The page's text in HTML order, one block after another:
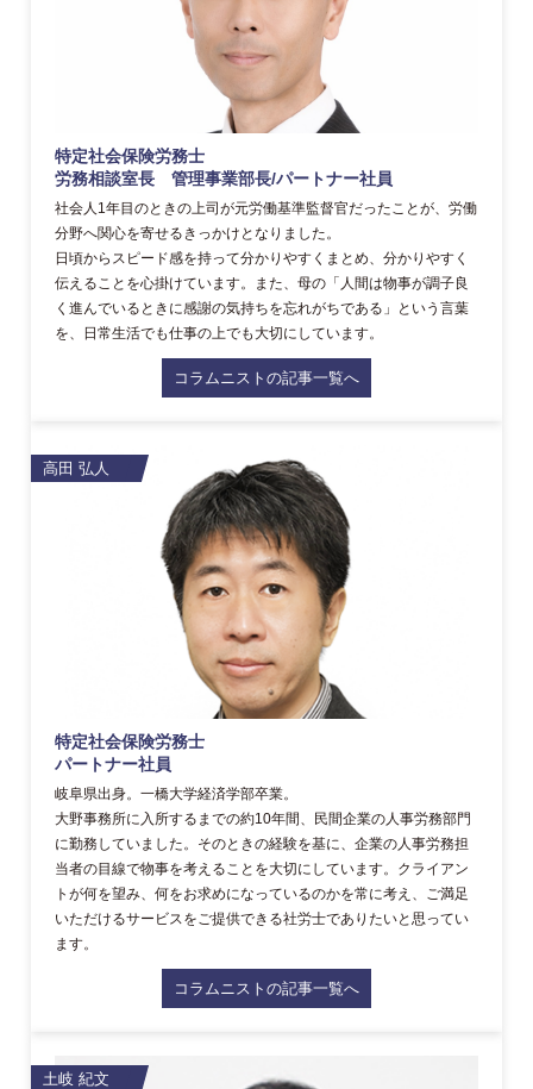
特定社会保険労務士
労務相談室長 管理事業部長/パートナー社員
社会人1年目のときの上司が元労働基準監督官だったことが、労働
分野へ関心を寄せるきっかけとなりました。
日頃からスピード感を持って分かりやすくまとめ、分かりやすく
伝えることを心掛けています。また、母の「人間は物事が調子良
く進んでいるときに感謝の気持ちを忘れがちである」という言葉
を、日常生活でも仕事の上でも大切にしています。
コラムニストの記事一覧へ
高田 弘人
特定社会保険労務士
パートナー社員
岐阜県出身。一橋大学経済学部卒業。
大野事務所に入所するまでの約10年間、民間企業の人事労務部門
に勤務していました。そのときの経験を基に、企業の人事労務担
当者の目線で物事を考えることを大切にしています。クライアン
トが何を望み、何をお求めになっているのかを常に考え、ご満足
いただけるサービスをご提供できる社労士でありたいと思ってい
ます。
コラムニストの記事一覧へ
土岐 紀文